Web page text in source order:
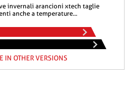
anche a temperature...
IN OTHER VERSIONS